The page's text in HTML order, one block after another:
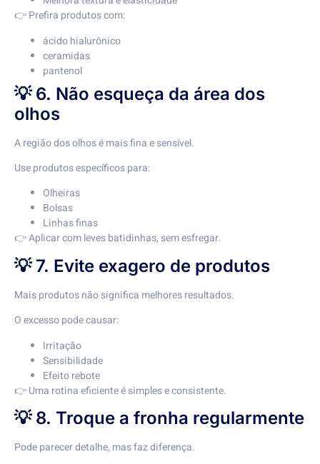
👉 Prefira produtos com:
ácido hialurônico
ceramidas
pantenol
💡 6. Não esqueça da área dos
olhos
A região dos olhos é mais fina e sensível.
Use produtos específicos para:
Olheiras
Bolsas
Linhas finas
👉 Aplicar com leves batidinhas, sem esfregar.
💡 7. Evite exagero de produtos
Mais produtos não significa melhores resultados.
O excesso pode causar:
Irritação
Sensibilidade
Efeito rebote
👉 Uma rotina eficiente é simples e consistente.
💡 8. Troque a fronha regularmente
Pode parecer detalhe, mas faz diferença.